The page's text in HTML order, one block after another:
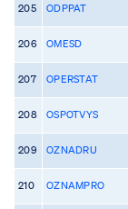
205 ODPPAT
206 OMESD
207 OPERSTAT
208 OSPOTVYS
209 OZNADRU
210 OZNAMPRO